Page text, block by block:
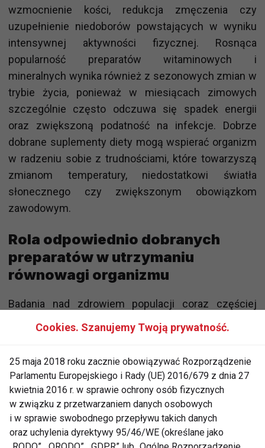
wzmocnienie kości, redukcja zmęczenia czy
uzupełnienie niedoborów powstających w wyniku
intensywnej aktywności fizycznej. Rosnąca
popularność preparatów witaminowych i
mineralnych wynika również z sezonowych zmian w
trybie życia, ponieważ w miesiącach zimowych
szczególnie często odczuwa się spadek energii
oraz zwiększoną podatność na infekcje. Dobrze
dobrane suplementy diety mogą wspierać organizm
w radzeniu sobie z trudnościami, które towarzyszą
zmianom temperatury, niedostatkowi światła
słonecznego czy zwiększonym obowiązkom
zawodowym.
Rola odpowiednio dobranych
preparatów w utrzymaniu
równowagi organizmu
Badania nad zdrowiem populacji coraz częściej
wskazują, że niedobory witamin i minerałów mogą
objawiać się w sposób subtelny, ale utrudniający
diety stały się rozwiązaniem pomagającym
zachować równowagę i komfort funkcjonowania.
Odpowiednio dobrane preparaty mogą wspierać
prawidłową odporność, poprawiać wygląd skóry,
włosów i paznokci, a także regulować procesy
Cookies. Szanujemy Twoją prywatność.
25 maja 2018 roku zacznie obowiązywać Rozporządzenie
Parlamentu Europejskiego i Rady (UE) 2016/679 z dnia 27
kwietnia 2016 r. w sprawie ochrony osób fizycznych
w związku z przetwarzaniem danych osobowych
i w sprawie swobodnego przepływu takich danych
oraz uchylenia dyrektywy 95/46/WE (określane jako